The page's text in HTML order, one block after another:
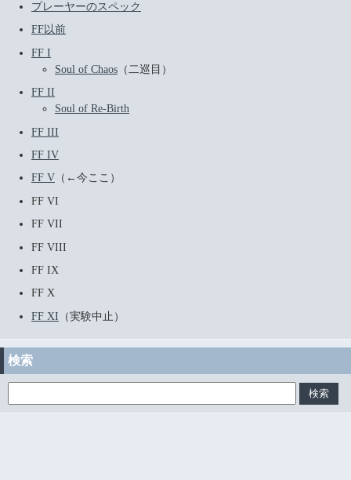
プレーヤーのスペック
FF以前
FF I
Soul of Chaos （二巡目）
FF II
Soul of Re-Birth
FF III
FF IV
FF V （←今ここ）
FF VI
FF VII
FF VIII
FF IX
FF X
FF XI （実験中止）
検索